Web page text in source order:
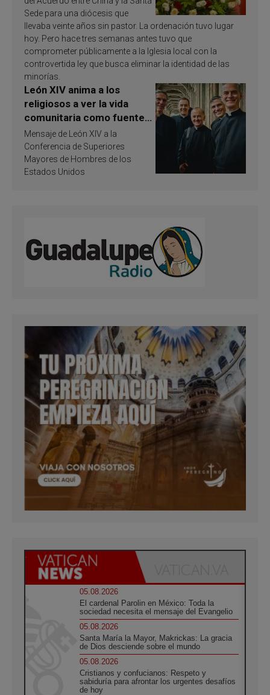
Sede para una diócesis que
llevaba veinte años sin pastor. La ordenación tuvo lugar
hoy. Pero hace tres semanas antes tuvo que
comprometer públicamente a la Iglesia local con la
controvertida ley que busca eliminar la identidad de las
minorías.
León XIV anima a los
religiosos a ver la vida
comunitaria como fuente
de inspiración y
santificación
Mensaje de León XIV a la
Conferencia de Superiores
Mayores de Hombres de los
Estados Unidos
05.08.2026
El cardenal Parolin en México: Toda la
sociedad necesita el mensaje del Evangelio
05.08.2026
Santa María la Mayor, Makrickas: La gracia
de Dios desciende sobre el mundo
05.08.2026
Cristianos y confucianos: Respeto y
sabiduría para afrontar los urgentes desafíos
de hoy